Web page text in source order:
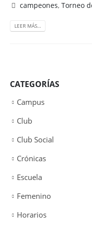
campeones,Torneo
LEER MÁS…
CATEGORÍAS
Campus
Club
Club Social
Crónicas
Escuela
Femenino
Horarios